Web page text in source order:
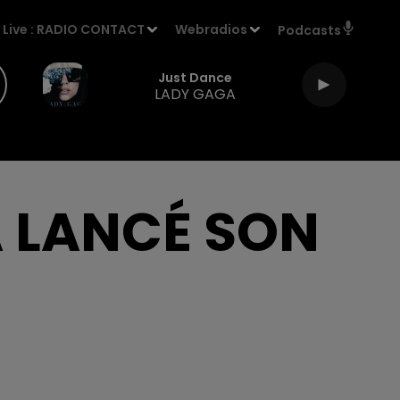
Live : RADIO CONTACT Webradios Podcasts
Just Dance
LADY GAGA
SON